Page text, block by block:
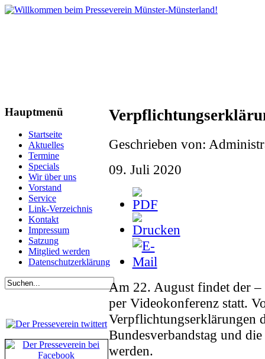
Geschrieben von:
09. Juli 2020
Am 22. August findet der
per Videokonferenz statt.
Verpflichtungserklärungen
Bundesverbandstag und die
werden.
Hauptmenü
Startseite
Aktuelles
Termine
Specials
Wir über uns
Vorstand
Service
Link-Verzeichnis
Kontakt
Impressum
Satzung
Mitglied werden
Datenschutzerklärung